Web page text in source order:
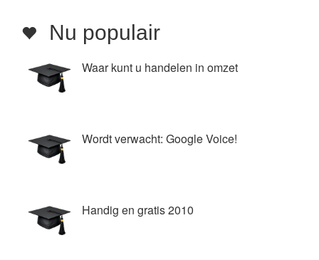
Nu populair
Waar kunt u handelen in omzet
Wordt verwacht: Google Voice!
Handig en gratis 2010